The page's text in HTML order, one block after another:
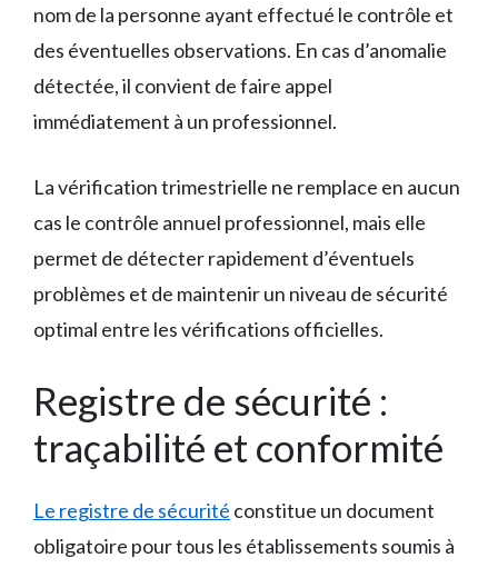
nom de la personne ayant effectué le contrôle et
des éventuelles observations. En cas d’anomalie
détectée, il convient de faire appel
immédiatement à un professionnel.
La vérification trimestrielle ne remplace en aucun
cas le contrôle annuel professionnel, mais elle
permet de détecter rapidement d’éventuels
problèmes et de maintenir un niveau de sécurité
optimal entre les vérifications officielles.
Registre de sécurité :
traçabilité et conformité
Le registre de sécurité constitue un document
obligatoire pour tous les établissements soumis à